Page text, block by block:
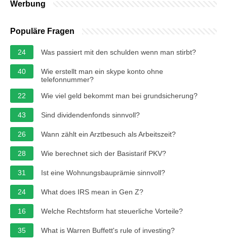
Werbung
Populäre Fragen
24 Was passiert mit den schulden wenn man stirbt?
40
Wie erstellt man ein skype konto ohne
telefonnummer?
22
Wie viel geld bekommt man bei grundsicherung?
43 Sind dividendenfonds sinnvoll?
26 Wann zählt ein Arztbesuch als Arbeitszeit?
28 Wie berechnet sich der Basistarif PKV?
31 Ist eine Wohnungsbauprämie sinnvoll?
24 What does IRS mean in Gen Z?
16 Welche Rechtsform hat steuerliche Vorteile?
35 What is Warren Buffett's rule of investing?